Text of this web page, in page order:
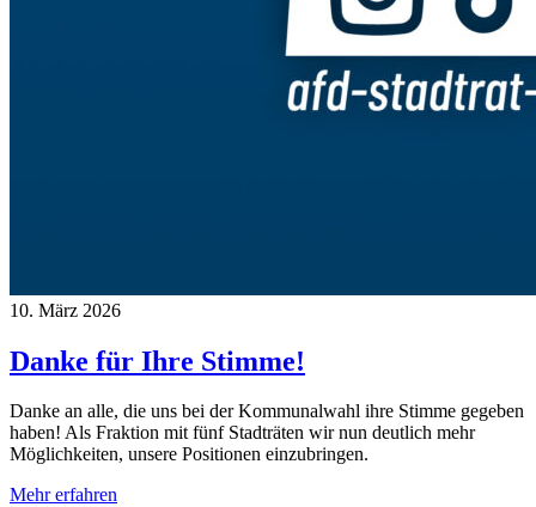
10. März 2026
Danke für Ihre Stimme!
Danke an alle, die uns bei der Kommunalwahl ihre Stimme gegeben
haben! Als Fraktion mit fünf Stadträten wir nun deutlich mehr
Möglichkeiten, unsere Positionen einzubringen.
Mehr erfahren